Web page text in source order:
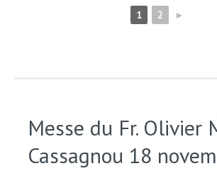
1 2 ►
Messe du Fr. Olivier
Cassagnou 18